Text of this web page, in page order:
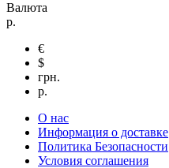
Валюта
р.
€
$
грн.
р.
О нас
Информация о доставке
Политика Безопасности
Условия соглашения